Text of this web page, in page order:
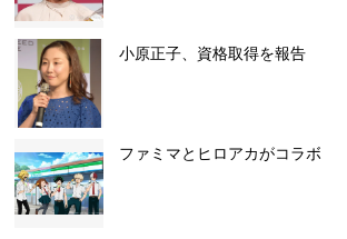
小原正子、資格取得を報告
ファミマとヒロアカがコラボ